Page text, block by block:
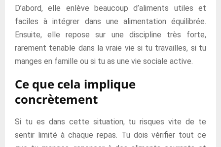
D’abord, elle enlève beaucoup d’aliments utiles et
faciles à intégrer dans une alimentation équilibrée.
Ensuite, elle repose sur une discipline très forte,
rarement tenable dans la vraie vie si tu travailles, si tu
manges en famille ou si tu as une vie sociale active.
Ce que cela implique
concrètement
Si tu es dans cette situation, tu risques vite de te
sentir limité à chaque repas. Tu dois vérifier tout ce